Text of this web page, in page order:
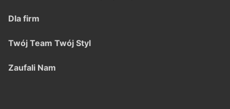
Dla firm
Twój Team Twój Styl
Zaufali Nam